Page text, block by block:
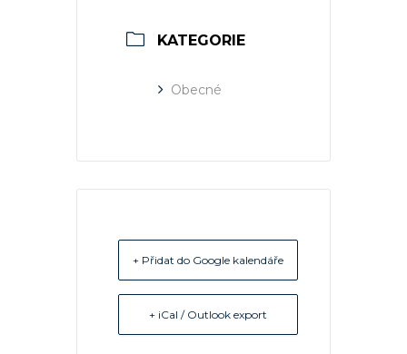
KATEGORIE
Obecné
+ Přidat do Google kalendáře
+ iCal / Outlook export